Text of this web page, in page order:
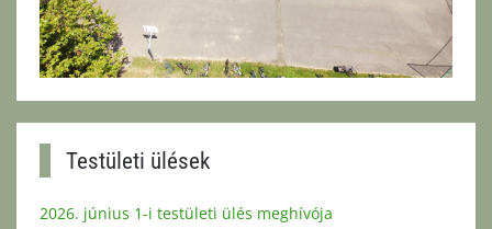
Testületi ülések
2026. június 1-i testületi ülés meghívója